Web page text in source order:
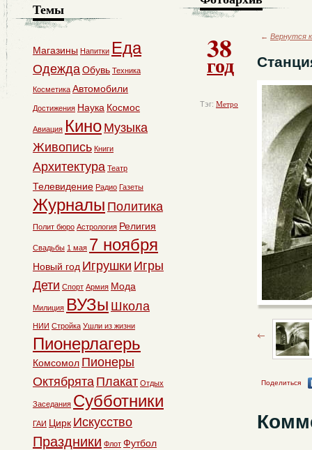
38
год
Тэг: Метро
← Вернутся
Поделиться
Темы
Магазины Напитки Еда
ОдеждаОбувь Техника
Косметика Автомобили
Достижения Наука Космос
Авиация Кино Музыка
Живопись Книги
Архитектура Театр
Телевидение Радио Газеты
Журналы Политика
Полит бюро Астрология Религия
Свадьбы 1 мая 7 ноября
Новый год Игрушки Игры
Дети Спорт Армия Мода
Милиция ВУЗы Школа
НИИ Стройка Ушли из жизни
Пионерлагерь
Комсомол Пионеры
Октябрята Плакат Отдых
Заседания Субботники
ГАИ Цирк Искусство
Праздники Флот Футбол